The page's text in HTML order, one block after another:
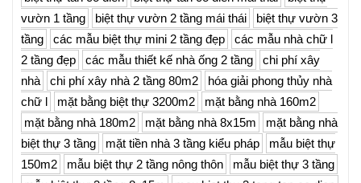
vườn 1 tầng
biệt thự vườn 2 tầng mái thái
biệt thự vườn 3
tầng
các mẫu biệt thự mini 2 tầng đẹp
các mẫu nhà chữ l
2 tầng đẹp
các mẫu thiết kế nhà ống 2 tầng
chi phí xây
nhà
chi phí xây nhà 2 tầng 80m2
hóa giải phong thủy nhà
chữ l
mặt bằng biệt thự 3200m2
mặt bằng nhà 160m2
mặt bằng nhà 180m2
mặt bằng nhà 8x15m
mặt bằng nhà
biệt thự 3 tầng
mặt tiền nhà 3 tầng kiểu pháp
mẫu biệt thự
150m2
mẫu biệt thự 2 tầng nông thôn
mẫu biệt thự 3 tầng